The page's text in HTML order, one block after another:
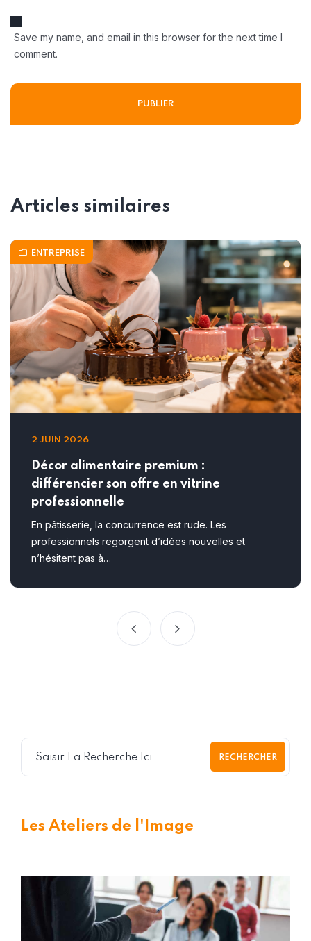
Save my name, and email in this browser for the next time I
comment.
Articles similaires
ENTREPRISE
2 JUIN 2026
Décor alimentaire premium :
différencier son offre en vitrine
professionnelle
En pâtisserie, la concurrence est rude. Les
professionnels regorgent d’idées nouvelles et
n’hésitent pas à…
RECHERCHER
Les Ateliers de l'Image